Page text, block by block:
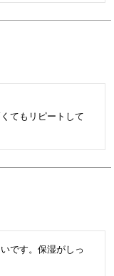
てもリピートして
です。保湿がしっ